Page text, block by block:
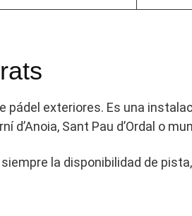
pádel exteriores. Es una
d’Anoia, Sant Pau d’Ordal o
la disponibilidad de